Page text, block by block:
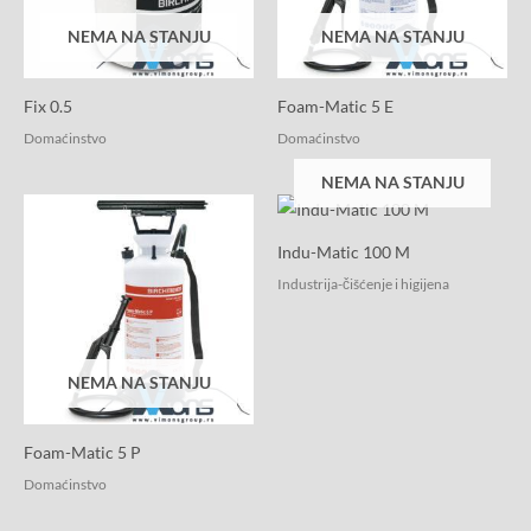
NEMA NA STANJU
Fix 0.5
Domaćinstvo
NEMA NA STANJU
Foam-Matic 5 E
Domaćinstvo
NEMA NA STANJU
Foam-Matic 5 P
Domaćinstvo
NEMA NA STANJU
Indu-Matic 100 M
Industrija-čišćenje i higijena